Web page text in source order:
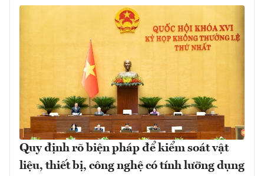
Quy định rõ biện pháp để kiểm soát vật
liệu, thiết bị, công nghệ có tính lưỡng dụng